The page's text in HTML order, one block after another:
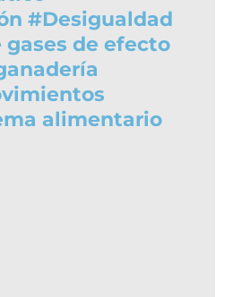
#Desigualdad
gases de efecto
alimentario